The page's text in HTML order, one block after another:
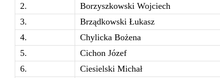
2.
Borzyszkowski Wojciech
3.
Brządkowski Łukasz
4.
Chylicka Bożena
5.
Cichon Józef
6.
Ciesielski Michał